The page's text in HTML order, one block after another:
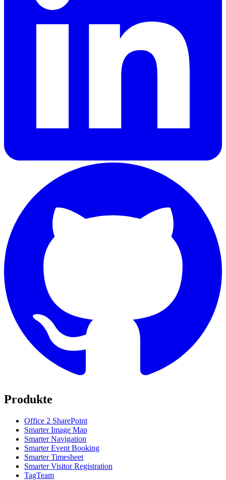
Produkte
Office 2 SharePoint
Smarter Image Map
Smarter Navigation
Smarter Event Booking
Smarter Timesheet
Smarter Visitor Registration
TagTeam